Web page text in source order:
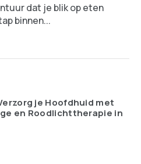
dat je blik op eten
binnen...
je Hoofdhuid met
en Roodlichttherapie in